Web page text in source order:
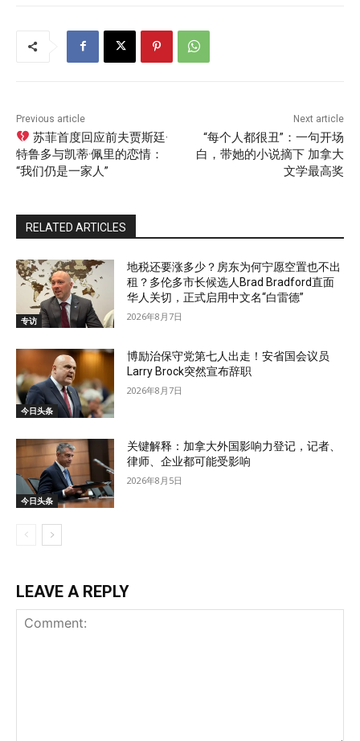
Previous article
苏菲首度回应前夫贾斯廷·
特鲁多与凯蒂·佩里的恋情：
“我们仍是一家人”
Next article
“每个人都很丑”：一句开场
白，带她的小说摘下 加拿大
文学最高奖
RELATED ARTICLES
专访
地税还要涨多少？房东为何宁愿空置也不出
租？多伦多市长候选人Brad Bradford直面
华人关切，正式启用中文名“白雷德”
2026年8月7日
今日头条
博励治保守党第七人出走！安省国会议员
Larry Brock突然宣布辞职
2026年8月7日
今日头条
关键解释：加拿大外国影响力登记，记者、
律师、企业都可能受影响
2026年8月5日
LEAVE A REPLY